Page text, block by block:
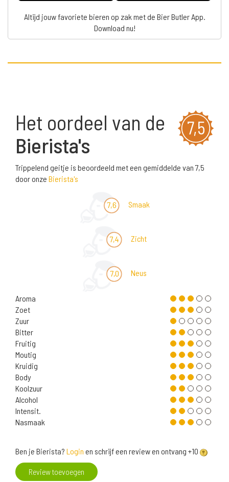
Altijd jouw favoriete bieren op zak met de Bier Butler App.
Download nu!
7,5
Het oordeel van de
Bierista's
Trippelend geitje is beoordeeld met een gemiddelde van 7,5
door onze Bierista's
7,6 Smaak
7,4 Zicht
7,0 Neus
Aroma
Zoet
Zuur
Bitter
Fruitig
Moutig
Kruidig
Body
Koolzuur
Alcohol
Intensit.
Nasmaak
Ben je Bierista? Login en schrijf een review en ontvang +10
Review toevoegen